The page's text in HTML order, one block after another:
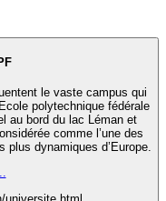
le vaste campus qui
polytechnique fédérale
au bord du lac Léman et
comme l’une des
dynamiques d’Europe.